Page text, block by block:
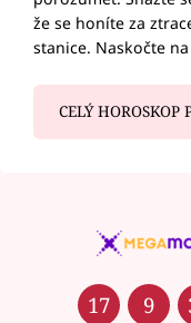
že se honíte za
stanice. Naskočte
CELÝ HOROSKOP
17 9